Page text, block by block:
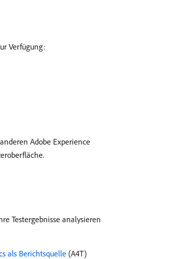
Verfügung:
Adobe Experience
Testergebnisse analysieren
als Berichtsquelle (A4T)